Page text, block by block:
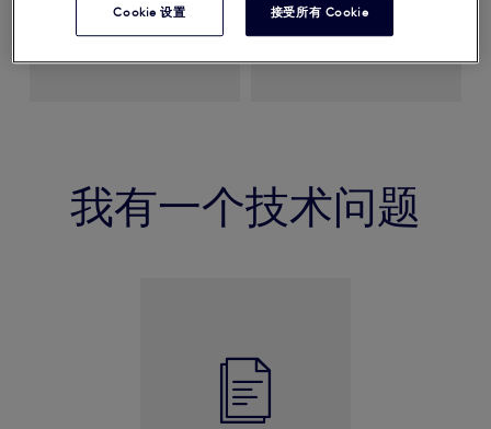
试航请求 产品画册请求
我有一个技术问题
Cookie 设置 接受所有 Cookie